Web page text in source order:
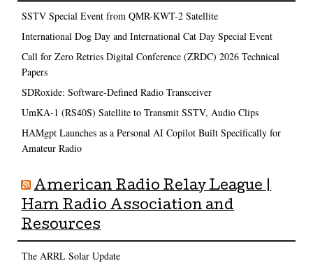
SSTV Special Event from QMR-KWT-2 Satellite
International Dog Day and International Cat Day Special Event
Call for Zero Retries Digital Conference (ZRDC) 2026 Technical
Papers
SDRoxide: Software-Defined Radio Transceiver
UmKA-1 (RS40S) Satellite to Transmit SSTV, Audio Clips
HAMgpt Launches as a Personal AI Copilot Built Specifically for
Amateur Radio
American Radio Relay League |
Ham Radio Association and
Resources
The ARRL Solar Update